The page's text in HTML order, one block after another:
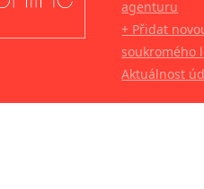
agenturu
+ Přidat
soukromého
Aktuálnost